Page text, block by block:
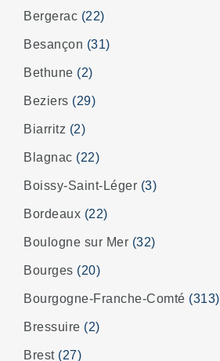
Bergerac (22)
Besançon (31)
Bethune (2)
Beziers (29)
Biarritz (2)
Blagnac (22)
Boissy-Saint-Léger (3)
Bordeaux (22)
Boulogne sur Mer (32)
Bourges (20)
Bourgogne-Franche-Comté (313)
Bressuire (2)
Brest (27)